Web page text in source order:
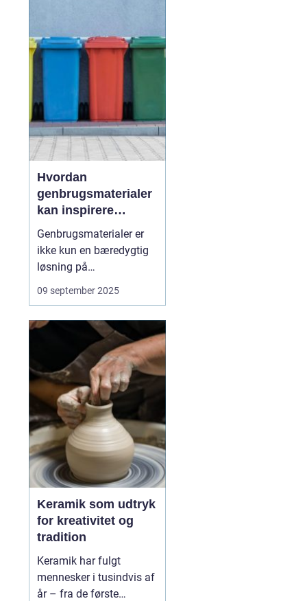
detaljer, steder du måske
overser, eller si...
Hvordan
genbrugsmaterialer
kan inspirere
kreativitet
Genbrugsmaterialer er
ikke kun en bæredygtig
løsning på
affaldsproblemet, de kan
også være en kilde til
gamle glas, stofrester
eller papkasser med nye
øjne, åbner vi f...
09 september 2025
Keramik som udtryk
for kreativitet og
tradition
Keramik har fulgt
mennesker i tusindvis af
år – fra de første